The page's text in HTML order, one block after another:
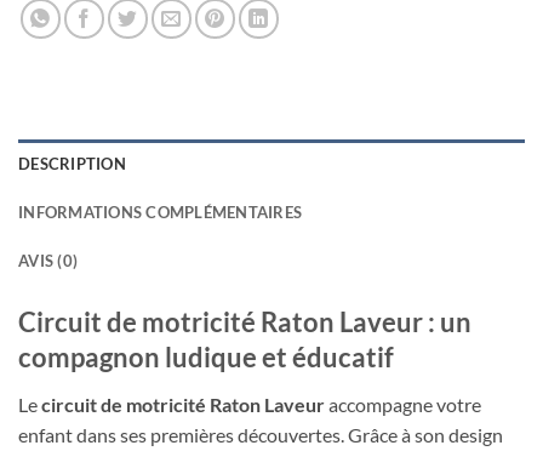
DESCRIPTION
INFORMATIONS COMPLÉMENTAIRES
AVIS (0)
Circuit de motricité Raton Laveur : un
compagnon ludique et éducatif
Lecircuit de motricité Raton Laveuraccompagne votre
enfant dans ses premières découvertes. Grâce à son design